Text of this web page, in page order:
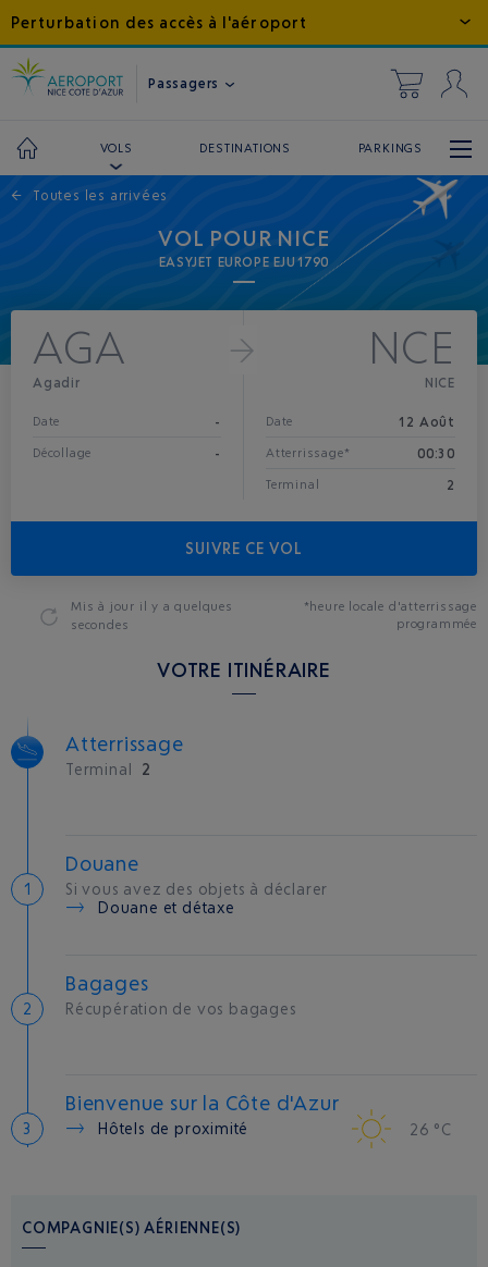
Perturbation des accès à l'aéroport
Passagers
VOLS DESTINATIONS PARKINGS
← Toutes les arrivées
VOL POUR NICE
EASYJET EUROPE EJU1790
AGA
Agadir
Date -
Décollage -
NCE
NICE
Date 12 Août
Atterrissage* 00:30
Terminal 2
SUIVRE CE VOL
Mis à jour il y a quelques
secondes
*heure locale d'atterrissage
programmée
VOTRE ITINÉRAIRE
Atterrissage
Terminal 2
Douane
Si vous avez des objets à déclarer
Douane et détaxe
Bagages
Récupération de vos bagages
Bienvenue sur la Côte d'Azur
Hôtels de proximité 26 °C
COMPAGNIE(S) AÉRIENNE(S)